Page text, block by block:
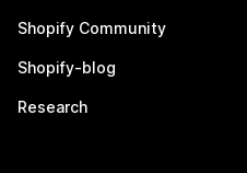
Shopify Community
Shopify-blog
Research